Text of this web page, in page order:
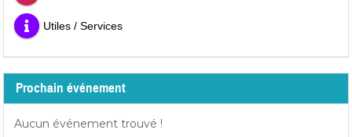
Utiles / Services
Prochain événement
Aucun événement trouvé !